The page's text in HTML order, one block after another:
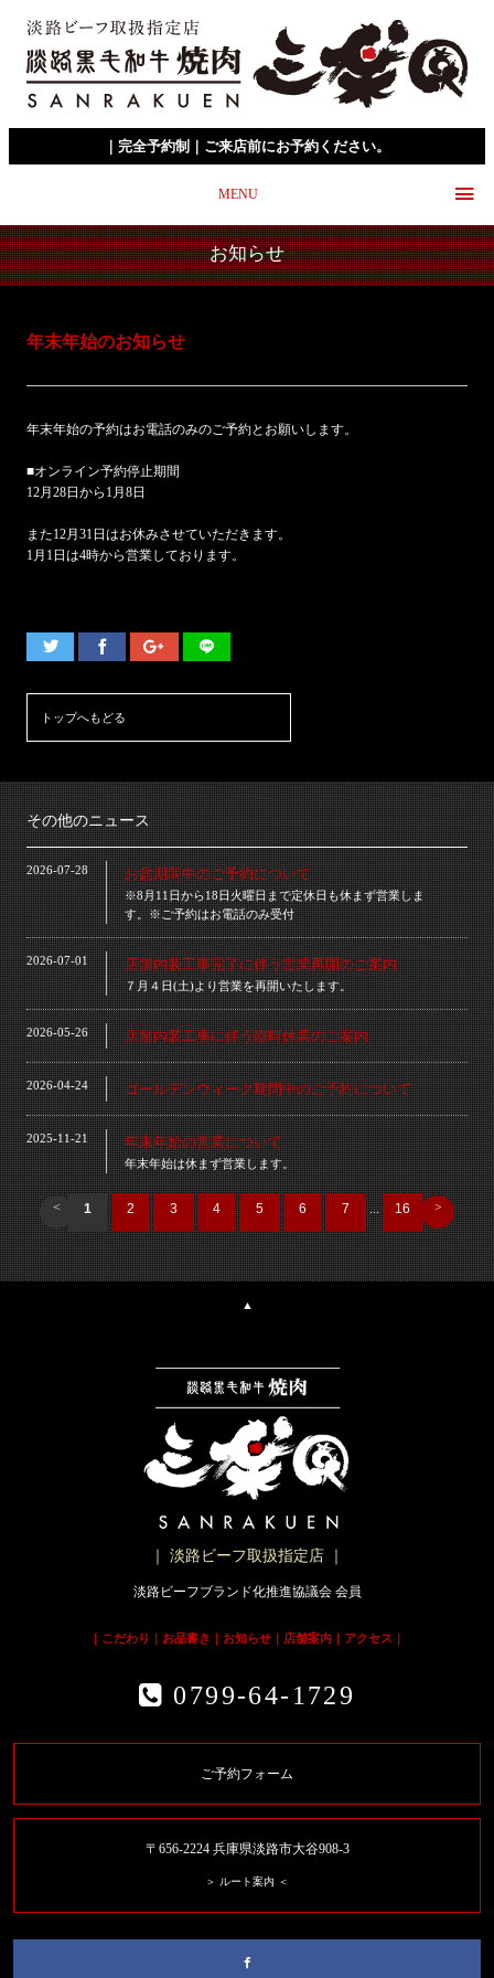
｜完全予約制｜ご来店前にお予約ください。
MENU
お知らせ
年末年始のお知らせ
年末年始の予約はお電話のみのご予約とお願いします。
■オンライン予約停止期間
12月28日から1月8日
また12月31日はお休みさせていただきます。
1月1日は4時から営業しております。
トップへもどる
その他のニュース
2026-07-28 お盆期間中のご予約について
※8月11日から18日火曜日まで定休日も休まず営業しま
す。※ご予約はお電話のみ受付
2026-07-01 店舗内装工事完了に伴う営業再開のご案内
７月４日(土)より営業を再開いたします。
2026-05-26 店舗内装工事に伴う臨時休業のご案内
2026-04-24 ゴールデンウィーク期間中のご予約について
2025-11-21 年末年始の営業について
年末年始は休まず営業します。
< 1 2 3 4 5 6 7 ... 16 >
▲
｜ 淡路ビーフ取扱指定店 ｜
淡路ビーフブランド化推進協議会 会員
｜ こだわり ｜ お品書き ｜ お知らせ ｜ 店舗案内 ｜ アクセス ｜
0799-64-1729
ご予約フォーム
〒656-2224 兵庫県淡路市大谷908-3
＞ ルート案内 ＜